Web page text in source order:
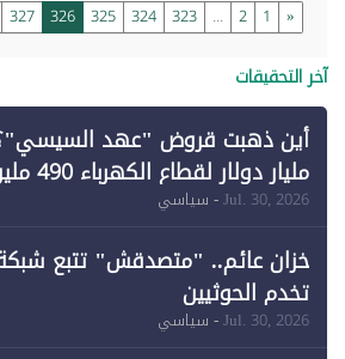
1
2
...
323
324
325
326
327
التحقيقات
مليار دولار
لـ"الطاقة المتجددة" (1)
Jul. 30, 2026 - سياسي
خزان عائم.. "متصدقش" تتبع شبكة
تخدم الحوثيين
Jul. 30, 2026 - سياسي